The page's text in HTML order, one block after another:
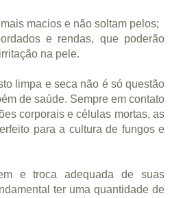
macios e não soltam pelos;
e rendas, que poderão
na pele.
limpa e seca não é só questão
de saúde. Sempre em contato
corporais e células mortas, as
para a cultura de fungos e
e troca adequada de suas
ter uma quantidade de